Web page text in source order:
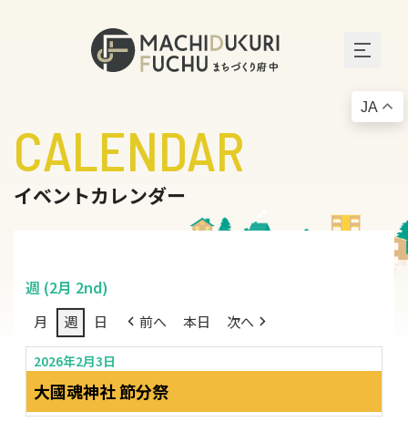
CALENDAR
イベントカレンダー
週 (2月 2nd)
月 週 日 前へ 本日 次へ
2026年2月3日
大國魂神社 節分祭
JA